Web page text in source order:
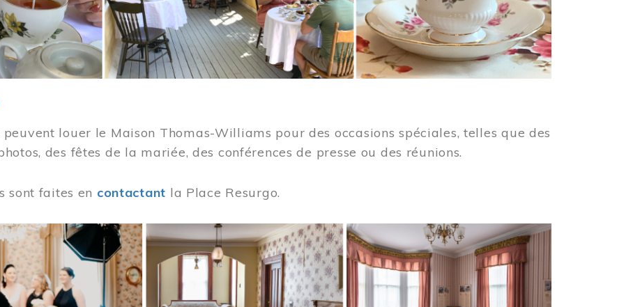
peuvent louer le Maison Thomas-Williams pour des occasions spéciales, telles que des
des fêtes de la mariée, des conférences de presse ou des réunions.
sont faites en contactant la Place Resurgo.